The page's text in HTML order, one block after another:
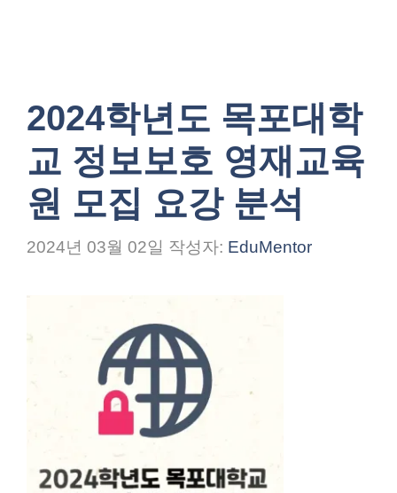
2024학년도 목포대학
교 정보보호 영재교육
원 모집 요강 분석
2024년 03월 02일 작성자: EduMentor